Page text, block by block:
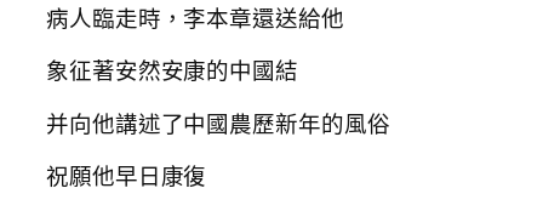
病人臨走時，李本章還送給他
象征著安然安康的中國結
并向他講述了中國農歷新年的風俗
祝願他早日康復